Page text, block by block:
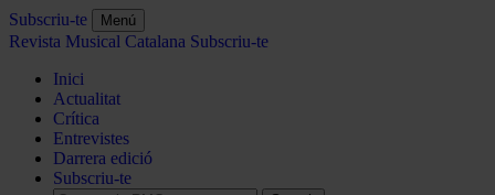
Subscriu-te Menú
Revista Musical Catalana Subscriu-te
Inici
Actualitat
Crítica
Entrevistes
Darrera edició
Subscriu-te